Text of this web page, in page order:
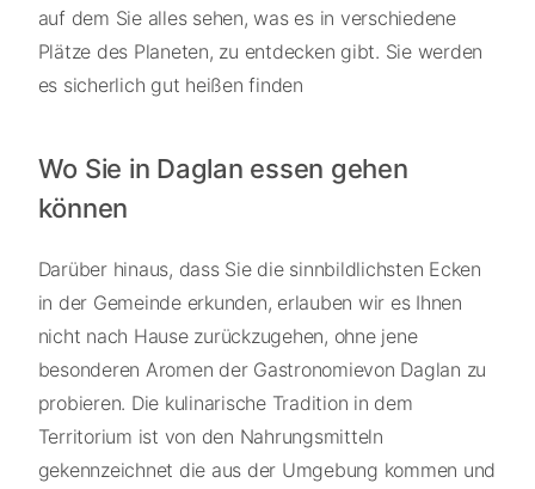
auf dem Sie alles sehen, was es in verschiedene
Plätze des Planeten, zu entdecken gibt. Sie werden
es sicherlich gut heißen finden
Wo Sie in Daglan essen gehen
können
Darüber hinaus, dass Sie die sinnbildlichsten Ecken
in der Gemeinde erkunden, erlauben wir es Ihnen
nicht nach Hause zurückzugehen, ohne jene
besonderen Aromen der Gastronomievon Daglan zu
probieren. Die kulinarische Tradition in dem
Territorium ist von den Nahrungsmitteln
gekennzeichnet die aus der Umgebung kommen und